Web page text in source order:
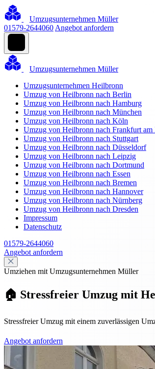
Umzugsunternehmen Müller
01579-2644060 Angebot anfordern
Umzugsunternehmen Müller
Umzugsunternehmen Heilbronn
Umzug von Heilbronn nach Berlin
Umzug von Heilbronn nach Hamburg
Umzug von Heilbronn nach München
Umzug von Heilbronn nach Köln
Umzug von Heilbronn nach Frankfurt am
Umzug von Heilbronn nach Stuttgart
Umzug von Heilbronn nach Düsseldorf
Umzug von Heilbronn nach Leipzig
Umzug von Heilbronn nach Dortmund
Umzug von Heilbronn nach Essen
Umzug von Heilbronn nach Bremen
Umzug von Heilbronn nach Hannover
Umzug von Heilbronn nach Nürnberg
Umzug von Heilbronn nach Dresden
Impressum
Datenschutz
01579-2644060
Angebot anfordern
Umziehen mit Umzugsunternehmen Müller
🏠 Stressfreier Umzug mit
Stressfreier Umzug mit einem zuverlässigen
Angebot anfordern